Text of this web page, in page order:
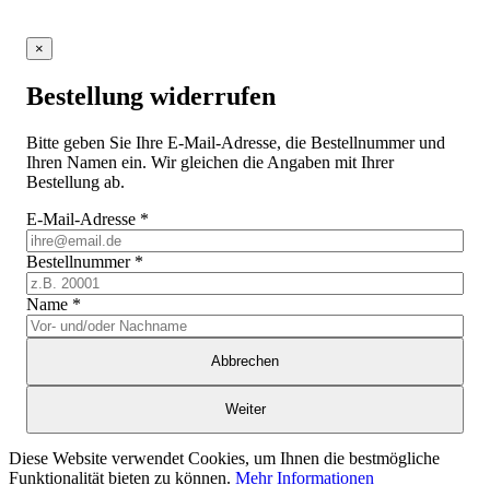
×
Bestellung widerrufen
Bitte geben Sie Ihre E-Mail-Adresse, die Bestellnummer und
Ihren Namen ein. Wir gleichen die Angaben mit Ihrer
Bestellung ab.
E-Mail-Adresse *
Bestellnummer *
Name *
Abbrechen
Weiter
Diese Website verwendet Cookies, um Ihnen die bestmögliche
Funktionalität bieten zu können. Mehr Informationen